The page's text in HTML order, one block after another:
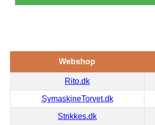
Webshop
Rito.dk
SymaskineTorvet.dk
Strikkes.dk